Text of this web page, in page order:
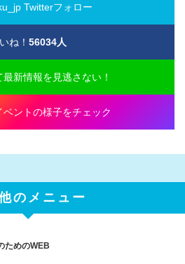
Twitterフォロー
ね！ 56034人
新情報を見逃さない！
ベントの様子をチェック
のメニュー
ためのWEB